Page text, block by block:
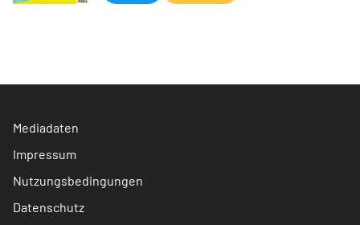
Mediadaten
Impressum
Nutzungsbedingungen
Datenschutz